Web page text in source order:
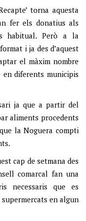
torna aquesta
fer els donatius als
habitual. Però a la
i ja des d’aquest
el màxim nombre
en diferents municipis
ja que a partir del
aliments procedents
la Noguera compti
cap de setmana des
comarcal fan una
necessaris que es
en algun